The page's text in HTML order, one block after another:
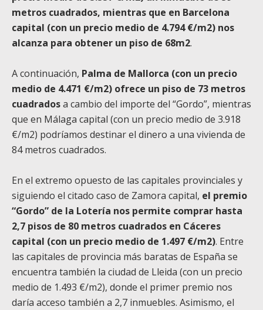
metros cuadrados, mientras que en Barcelona
capital (con un precio medio de 4.794 €/m2) nos
alcanza para obtener un piso de 68m2.
A continuación, Palma de Mallorca (con un precio
medio de 4.471 €/m2) ofrece un piso de 73 metros
cuadradosa cambio del importe del “Gordo”, mientras
que en Málaga capital (con un precio medio de 3.918
€/m2) podríamos destinar el dinero a una vivienda de
84 metros cuadrados.
En el extremo opuesto de las capitales provinciales y
siguiendo el citado caso de Zamora capital, el premio
“Gordo” de la Lotería nos permite comprar hasta
2,7 pisos de 80 metros cuadrados en Cáceres
capital (con un precio medio de 1.497 €/m2). Entre
las capitales de provincia más baratas de España se
encuentra también la ciudad de Lleida (con un precio
medio de 1.493 €/m2), donde el primer premio nos
daría acceso también a 2,7 inmuebles. Asimismo, el